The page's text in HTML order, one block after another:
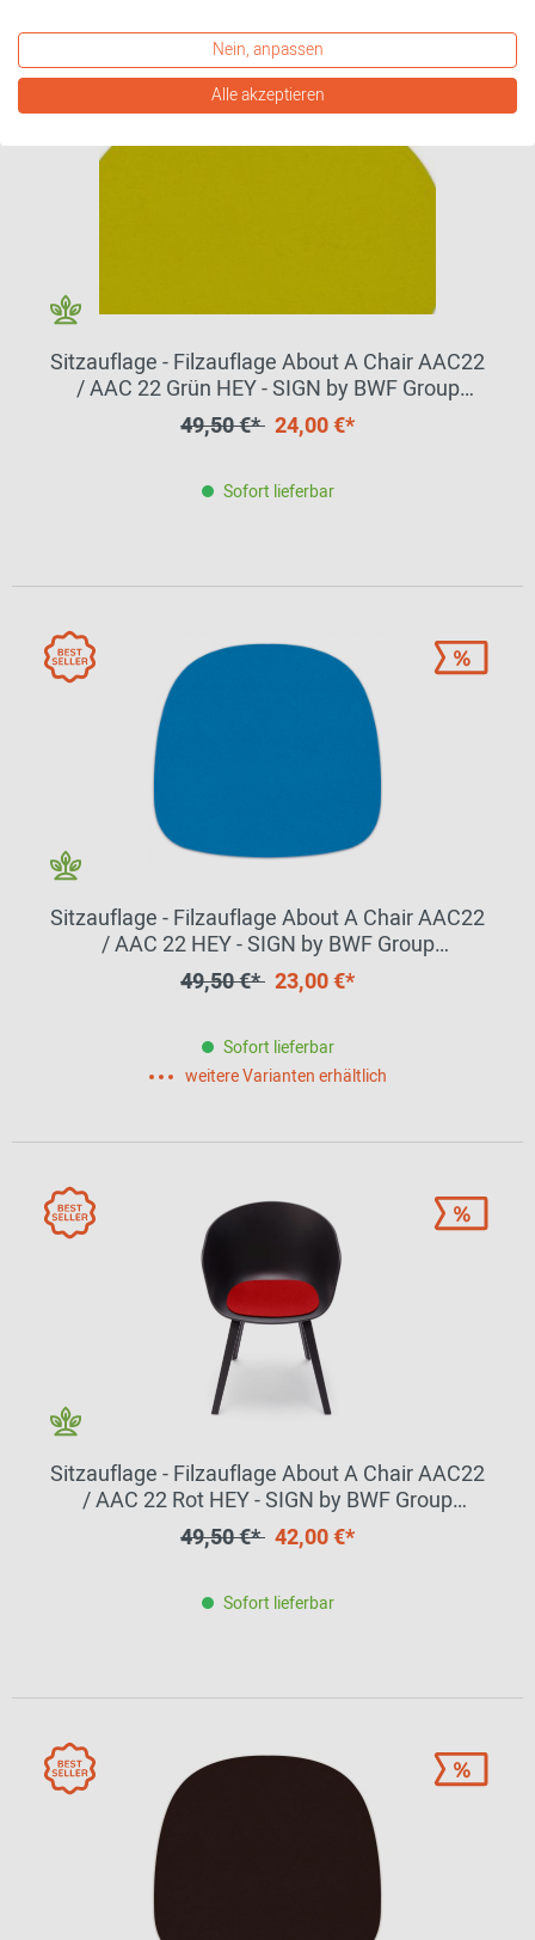
Sitzauflage - Filzauflage About A Chair AAC22
/ AAC 22 Grün HEY - SIGN by BWF Group
EINZELSTÜCK
49,50 €* 24,00 €*
Sofort lieferbar
Sitzauflage - Filzauflage About A Chair AAC22
/ AAC 22 HEY - SIGN by BWF Group
EINZELSTÜCK
49,50 €* 23,00 €*
Sofort lieferbar
weitere Varianten erhältlich
Sitzauflage - Filzauflage About A Chair AAC22
/ AAC 22 Rot HEY - SIGN by BWF Group
EINZELSTÜCK
49,50 €* 42,00 €*
Sofort lieferbar
Nein, anpassen
Alle akzeptieren